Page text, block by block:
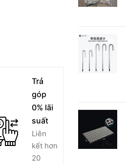
Trả
góp
0% lãi
suất
Liên
kết hơn
20